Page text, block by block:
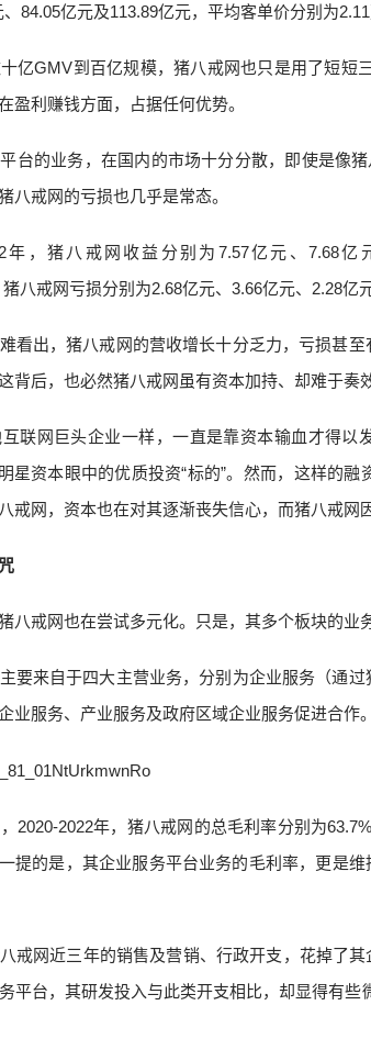
84.05亿元及113.89亿元，平均客单价分别为2.11
亿GMV到百亿规模，猪八戒网也只是用了短短
盈利赚钱方面，占据任何优势。
台的业务，在国内的市场十分分散，即使是像
八戒网的亏损也几乎是常态。
年，猪八戒网收益分别为7.57亿元、7.68亿
八戒网亏损分别为2.68亿元、3.66亿元、2.28亿
看出，猪八戒网的营收增长十分乏力，亏损甚
背后，也必然猪八戒网虽有资本加持、却难于奏
联网巨头企业一样，一直是靠资本输血才得以
星资本眼中的优质投资“标的”。然而，这样的
戒网，资本也在对其逐渐丧失信心，而猪八戒网
八戒网也在尝试多元化。只是，其多个板块的业
要来自于四大主营业务，分别为企业服务（通
业服务、产业服务及政府区域企业服务促进合作
2020-2022年，猪八戒网的总毛利率分别为
提的是，其企业服务平台业务的毛利率，更是
戒网近三年的销售及营销、行政开支，花掉了
平台，其研发投入与此类开支相比，却显得有些